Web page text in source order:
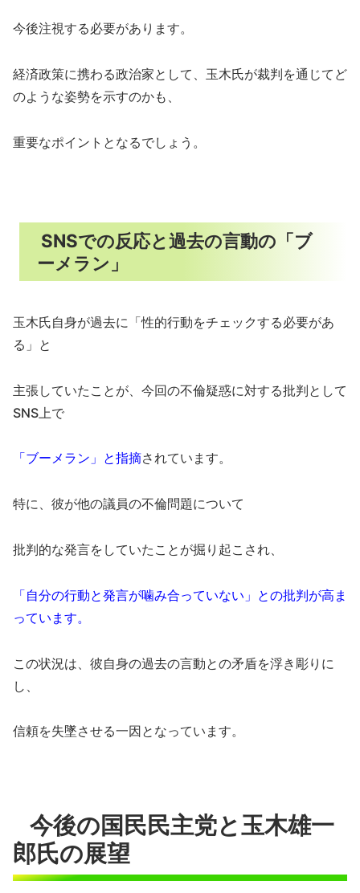
今後注視する必要があります。
経済政策に携わる政治家として、玉木氏が裁判を通じてど
のような姿勢を示すのかも、
重要なポイントとなるでしょう。
SNSでの反応と過去の言動の「ブ
ーメラン」
玉木氏自身が過去に「性的行動をチェックする必要があ
る」と
主張していたことが、今回の不倫疑惑に対する批判として
SNS上で
「ブーメラン」と指摘されています。
特に、彼が他の議員の不倫問題について
批判的な発言をしていたことが掘り起こされ、
「自分の行動と発言が噛み合っていない」との批判が高ま
っています。
この状況は、彼自身の過去の言動との矛盾を浮き彫りに
し、
信頼を失墜させる一因となっています。
今後の国民民主党と玉木雄一
郎氏の展望